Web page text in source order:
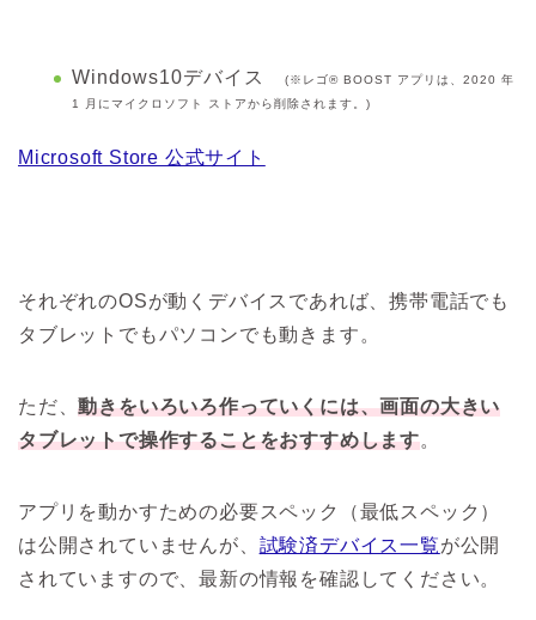
Windows10デバイス
(※レゴ® BOOST アプリは、2020 年
1 月にマイクロソフト ストアから削除されます。)
Microsoft Store 公式サイト
それぞれのOSが動くデバイスであれば、携帯電話でも
タブレットでもパソコンでも動きます。
ただ、動きをいろいろ作っていくには、画面の大きい
タブレットで操作することをおすすめします。
アプリを動かすための必要スペック（最低スペック）
は公開されていませんが、 試験済デバイス一覧が公開
されていますので、最新の情報を確認してください。